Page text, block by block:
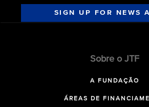
SIGN UP FOR NEWS
Sobre o JTF
A FUNDAÇÃO
ÁREAS DE